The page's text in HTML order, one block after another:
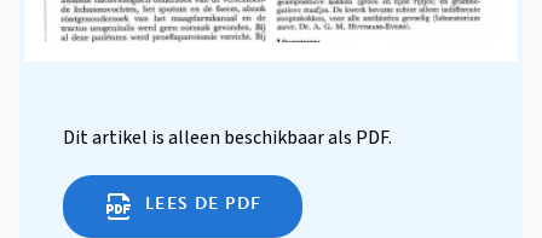
Dit artikel is alleen beschikbaar als PDF.
LEES DE PDF